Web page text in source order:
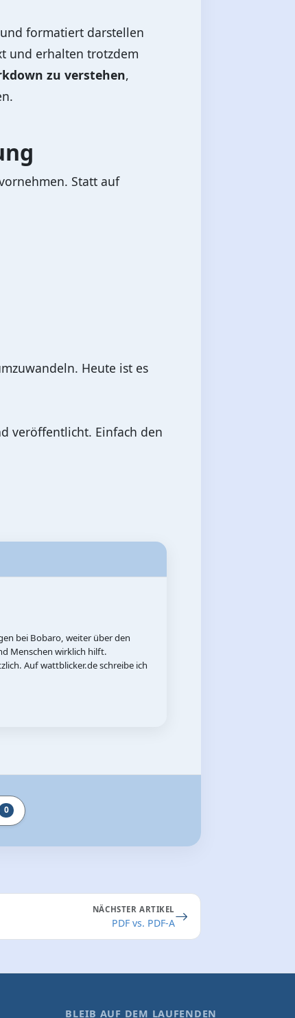
formatiert darstellen
und erhalten trotzdem
zu verstehen,
Statt auf
Heute ist es
veröffentlicht. Einfach den
bei Bobaro, weiter über den
Menschen wirklich hilft.
Auf wattblicker.de schreibe ich
0
NÄCHSTER ARTIKEL
PDF vs. PDF-A
BLEIB AUF DEM LAUFENDEN